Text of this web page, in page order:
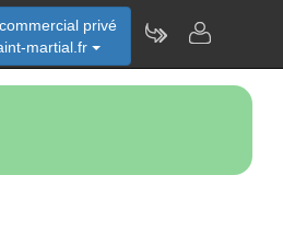
privé
martial.fr